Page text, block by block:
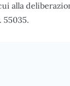
alla
55035.